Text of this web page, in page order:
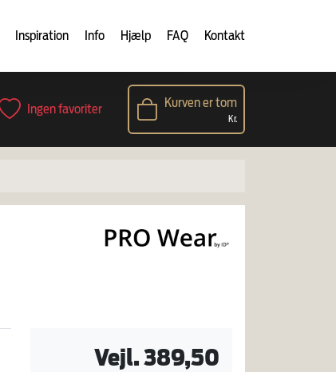
Inspiration Info Hjælp FAQ Kontakt
Ingen favoriter Kurven er tom
Kr.
Vejl. 389,50